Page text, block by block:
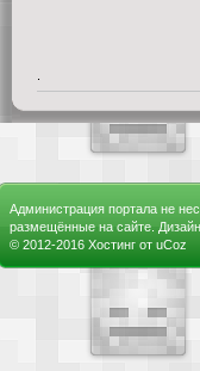
Администрация портала не
размещённые на сайте.
© 2012-2016 Хостинг от uCoz